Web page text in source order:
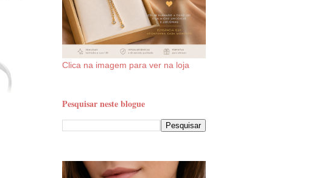
Clica na imagem para ver na loja
Pesquisar neste blogue